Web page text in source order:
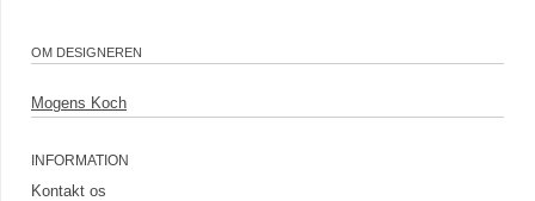
OM DESIGNEREN
Mogens Koch
INFORMATION
Kontakt os